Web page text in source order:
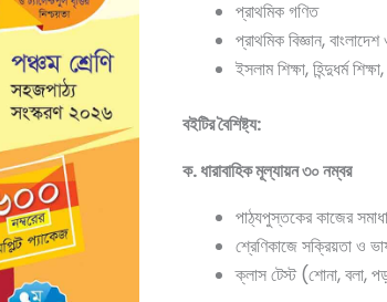
প্রাথমিক গণিত
প্রাথমিক বিজ্ঞান,
ইসলাম শিক্ষা, হিন্দুধর্ম
বইটির বৈশিষ্ট্য:
ক. ধারাবাহিক মূল্যায়ন ৩০ নম্বর
পাঠ্যপুস্তকের কাজের
শ্রেণিকাজে সক্রিয়তা ও
ক্লাস টেস্ট (শোনা, বলা,